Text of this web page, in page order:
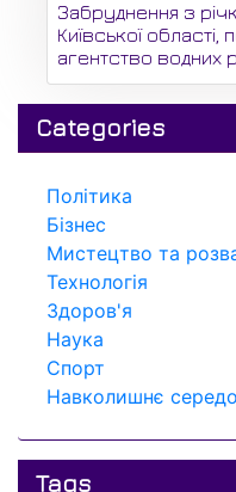
Забруднення з
Київської
агентство водних
Categories
Політика
Бізнес
Мистецтво та
Технологія
Здоров'я
Наука
Спорт
Навколишнє
Tags